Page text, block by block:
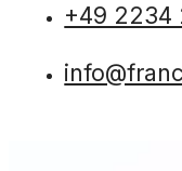
+49 2234